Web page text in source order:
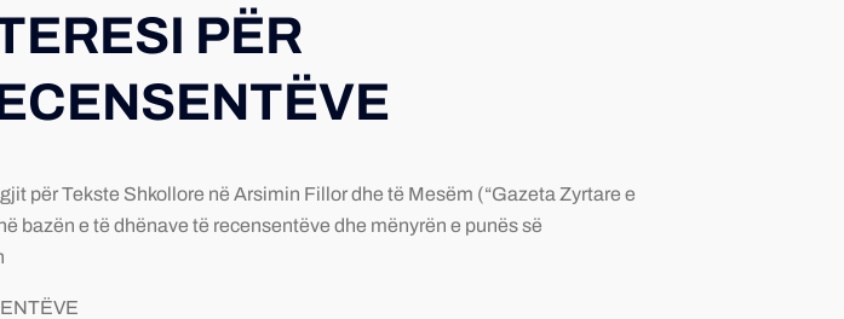
PËR
për Tekste Shkollore në Arsimin Fillor dhe të Mesëm (“Gazeta Zyrtare e
bazën e të dhënave të recensentëve dhe mënyrën e punës së